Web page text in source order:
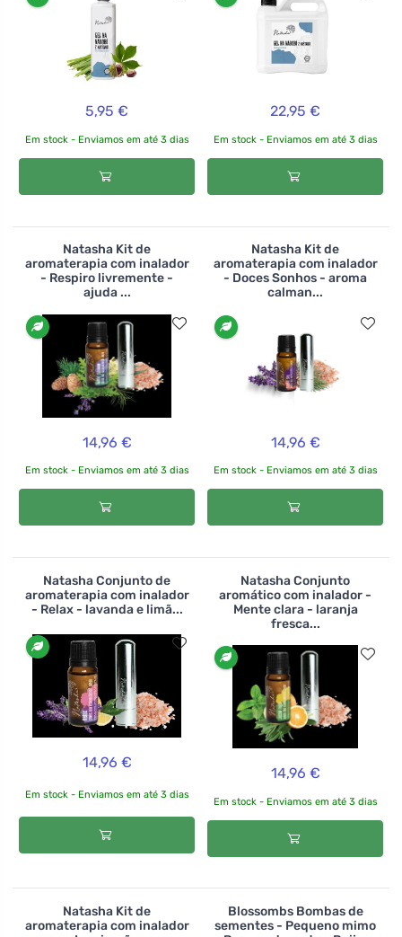
5,95 €
Em stock - Enviamos em até 3 dias
22,95 €
Em stock - Enviamos em até 3 dias
Natasha Kit de
aromaterapia com inalador
- Respiro livremente -
ajuda ...
14,96 €
Em stock - Enviamos em até 3 dias
Natasha Kit de
aromaterapia com inalador
- Doces Sonhos - aroma
calman...
14,96 €
Em stock - Enviamos em até 3 dias
Natasha Conjunto de
aromaterapia com inalador
- Relax - lavanda e limã...
14,96 €
Em stock - Enviamos em até 3 dias
Natasha Conjunto
aromático com inalador -
Mente clara - laranja
fresca...
14,96 €
Em stock - Enviamos em até 3 dias
Natasha Kit de
aromaterapia com inalador
Blossombs Bombas de
sementes - Pequeno mimo